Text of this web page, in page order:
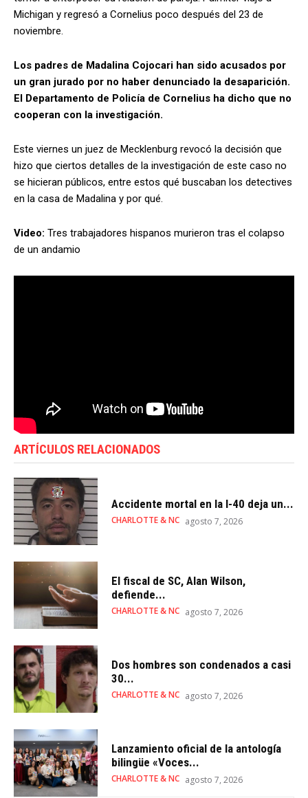
Michigan y regresó a Cornelius poco después del 23 de
noviembre.
Los padres de Madalina Cojocari han sido acusados por
un gran jurado por no haber denunciado la desaparición.
El Departamento de Policía de Cornelius ha dicho que no
cooperan con la investigación.
Este viernes un juez de Mecklenburg revocó la decisión que
hizo que ciertos detalles de la investigación de este caso no
se hicieran públicos, entre estos qué buscaban los detectives
en la casa de Madalina y por qué.
Video: Tres trabajadores hispanos murieron tras el colapso
de un andamio
ARTÍCULOS RELACIONADOS
Accidente mortal en la I-40 deja un...
CHARLOTTE & NC agosto 7, 2026
El fiscal de SC, Alan Wilson,
defiende...
CHARLOTTE & NC agosto 7, 2026
Dos hombres son condenados a casi
30...
CHARLOTTE & NC agosto 7, 2026
Lanzamiento oficial de la antología
bilingüe «Voces...
CHARLOTTE & NC agosto 7, 2026